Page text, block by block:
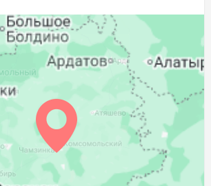
04:55 11:58 15:48 19:01
11:58 15:46 18:58 20:51
11:58 18:56 20:48
11:58 18:54 20:45
11:57 18:51 20:42